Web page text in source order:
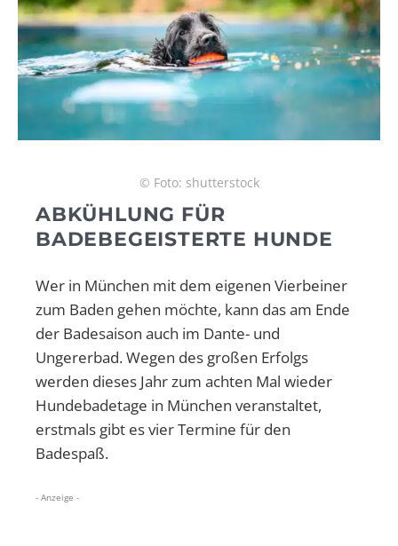
© Foto: shutterstock
ABKÜHLUNG FÜR
BADEBEGEISTERTE HUNDE
Wer in München mit dem eigenen Vierbeiner
zum Baden gehen möchte, kann das am Ende
der Badesaison auch im Dante- und
Ungererbad. Wegen des großen Erfolgs
werden dieses Jahr zum achten Mal wieder
Hundebadetage in München veranstaltet,
erstmals gibt es vier Termine für den
Badespaß.
- Anzeige -